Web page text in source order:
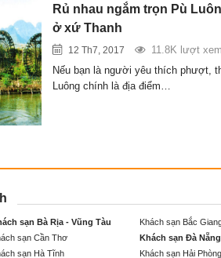
Rủ nhau ngắm trọn Pù
ở xứ Thanh
12 Th7, 2017
11.8K lượt xem
Nếu bạn là người yêu thích phượt,
Luông chính là địa điểm…
sạn Bà Rịa - Vũng Tàu Khách sạn Bắc
sạn Cần Thơ Khách sạn Đà Nẵng
sạn Hà Tĩnh Khách sạn Hải Phòng